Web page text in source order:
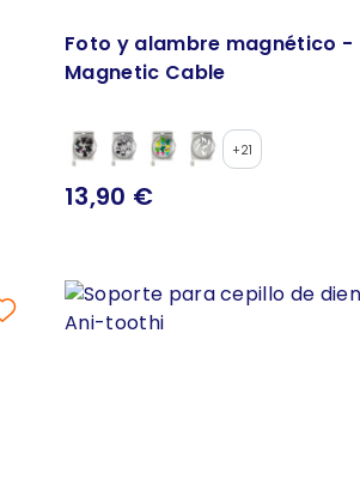
Foto y alambre magnético -
Magnetic Cable
+21
13,90 €